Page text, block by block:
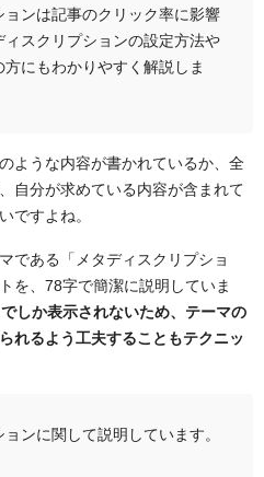
ョンは記事のクリック率に影響
スクリプションの設定方法や
にもわかりやすく解説しま
ような内容が書かれているか、全
自分が求めている内容が含まれて
ですよね。
である「メタディスクリプショ
を、78字で簡潔に説明していま
しか表示されないため、テーマの
れるよう工夫することもテクニッ
ンに関して説明しています。